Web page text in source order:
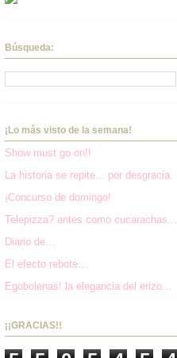
Búsqueda:
¡Lo más visto de la semana!
Show must go on!!
La historia se repite... por desgracia.
¡Concurso de domingo!
Telepizza? antes como cucarachas...
Diario de...
El efecto rebote...
Egobolenas! la elegancia del erizo...
¡¡GRACIAS!!